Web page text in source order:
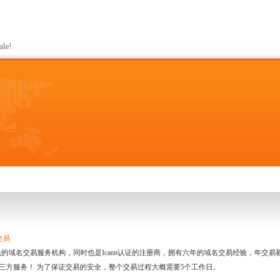
易
域名交易服务机构，同时也是Icann认证的注册商，拥有六年的域名交易经验，年交易
方服务！ 为了保证交易的安全，整个交易过程大概需要5个工作日。